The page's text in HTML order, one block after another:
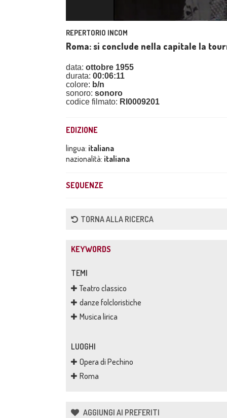
REPERTORIO INCOM
Roma: si conclude nella capitale la
data: ottobre 1955
durata: 00:06:11
colore: b/n
sonoro: sonoro
codice filmato: RI0009201
EDIZIONE
lingua: italiana
nazionalità: italiana
SEQUENZE
TORNA ALLA RICERCA
KEYWORDS
TEMI
Teatro classico
danze folcloristiche
Musica lirica
LUOGHI
Opera di Pechino
Roma
AGGIUNGI AI PREFERITI